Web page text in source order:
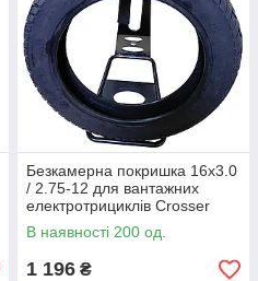
Безкамерна покришка 16x3.0
/ 2.75-12 для вантажних
електротрициклів Crosser
MAX (502018)
В наявності 200 од.
1 196 ₴